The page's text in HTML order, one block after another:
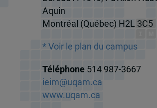
Aquin
Montréal (Québec) H2L 3C5
* Voir le plan du campus
Téléphone 514 987-3667
ieim@uqam.ca
www.uqam.ca